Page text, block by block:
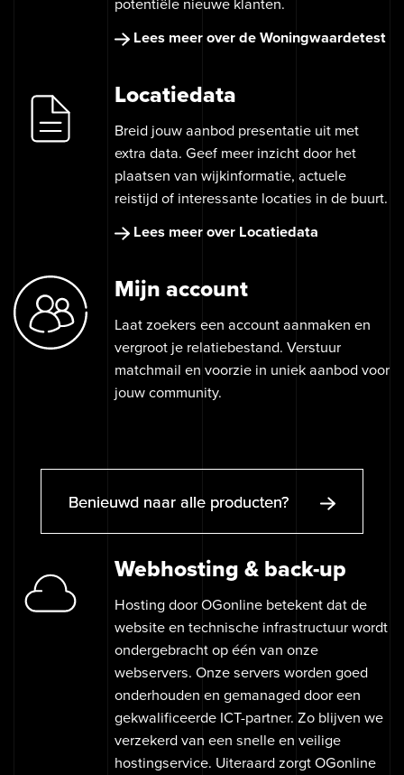
Lees meer over de Woningwaardetest
Locatiedata
Breid jouw aanbod presentatie uit met
extra data. Geef meer inzicht door het
plaatsen van wijkinformatie, actuele
reistijd of interessante locaties in de buurt.
Lees meer over Locatiedata
Mijn account
Laat zoekers een account aanmaken en
vergroot je relatiebestand. Verstuur
matchmail en voorzie in uniek aanbod voor
jouw community.
Benieuwd naar alle producten?
Webhosting & back-up
Hosting door OGonline betekent dat de
website en technische infrastructuur wordt
ondergebracht op één van onze
webservers. Onze servers worden goed
onderhouden en gemanaged door een
gekwalificeerde ICT-partner. Zo blijven we
verzekerd van een snelle en veilige
hostingservice. Uiteraard zorgt OGonline